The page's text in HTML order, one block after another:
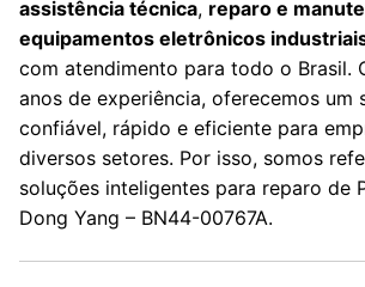
assistência técnica, reparo e
equipamentos eletrônicos
com atendimento para todo o Brasil.
anos de experiência, oferecemos um
confiável, rápido e eficiente para
diversos setores. Por isso, somos
soluções inteligentes para reparo de
Dong Yang – BN44-00767A.